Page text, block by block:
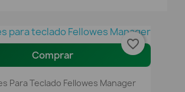
Comprar
Para Teclado Fellowes Manager
favorite_border